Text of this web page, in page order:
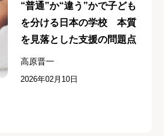
“普通”か“違う”かで子ども
を分ける日本の学校 本質
を見落とした支援の問題点
高原晋一
2026年02月10日